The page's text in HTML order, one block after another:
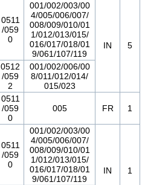
0511
/059
0
001/002/003/00
4/005/006/007/
008/009/010/01
1/012/013/015/
016/017/018/01
9/061/107/119
IN 5
0512
/059
2
001/002/006/00
8/011/012/014/
015/023
0511
/059
0
005 FR 1
0511
/059
0
001/002/003/00
4/005/006/007/
008/009/010/01
1/012/013/015/
016/017/018/01
9/061/107/119
IN 1